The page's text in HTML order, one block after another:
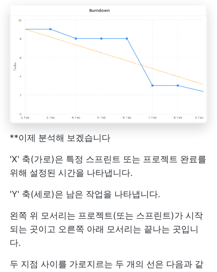
**이제 분석해 보겠습니다
'X' 축(가로)은 특정 스프린트 또는 프로젝트 완료를
위해 설정된 시간을 나타냅니다.
'Y' 축(세로)은 남은 작업을 나타냅니다.
왼쪽 위 모서리는 프로젝트(또는 스프린트)가 시작
되는 곳이고 오른쪽 아래 모서리는 끝나는 곳입니
다.
두 지점 사이를 가로지르는 두 개의 선은 다음과 같